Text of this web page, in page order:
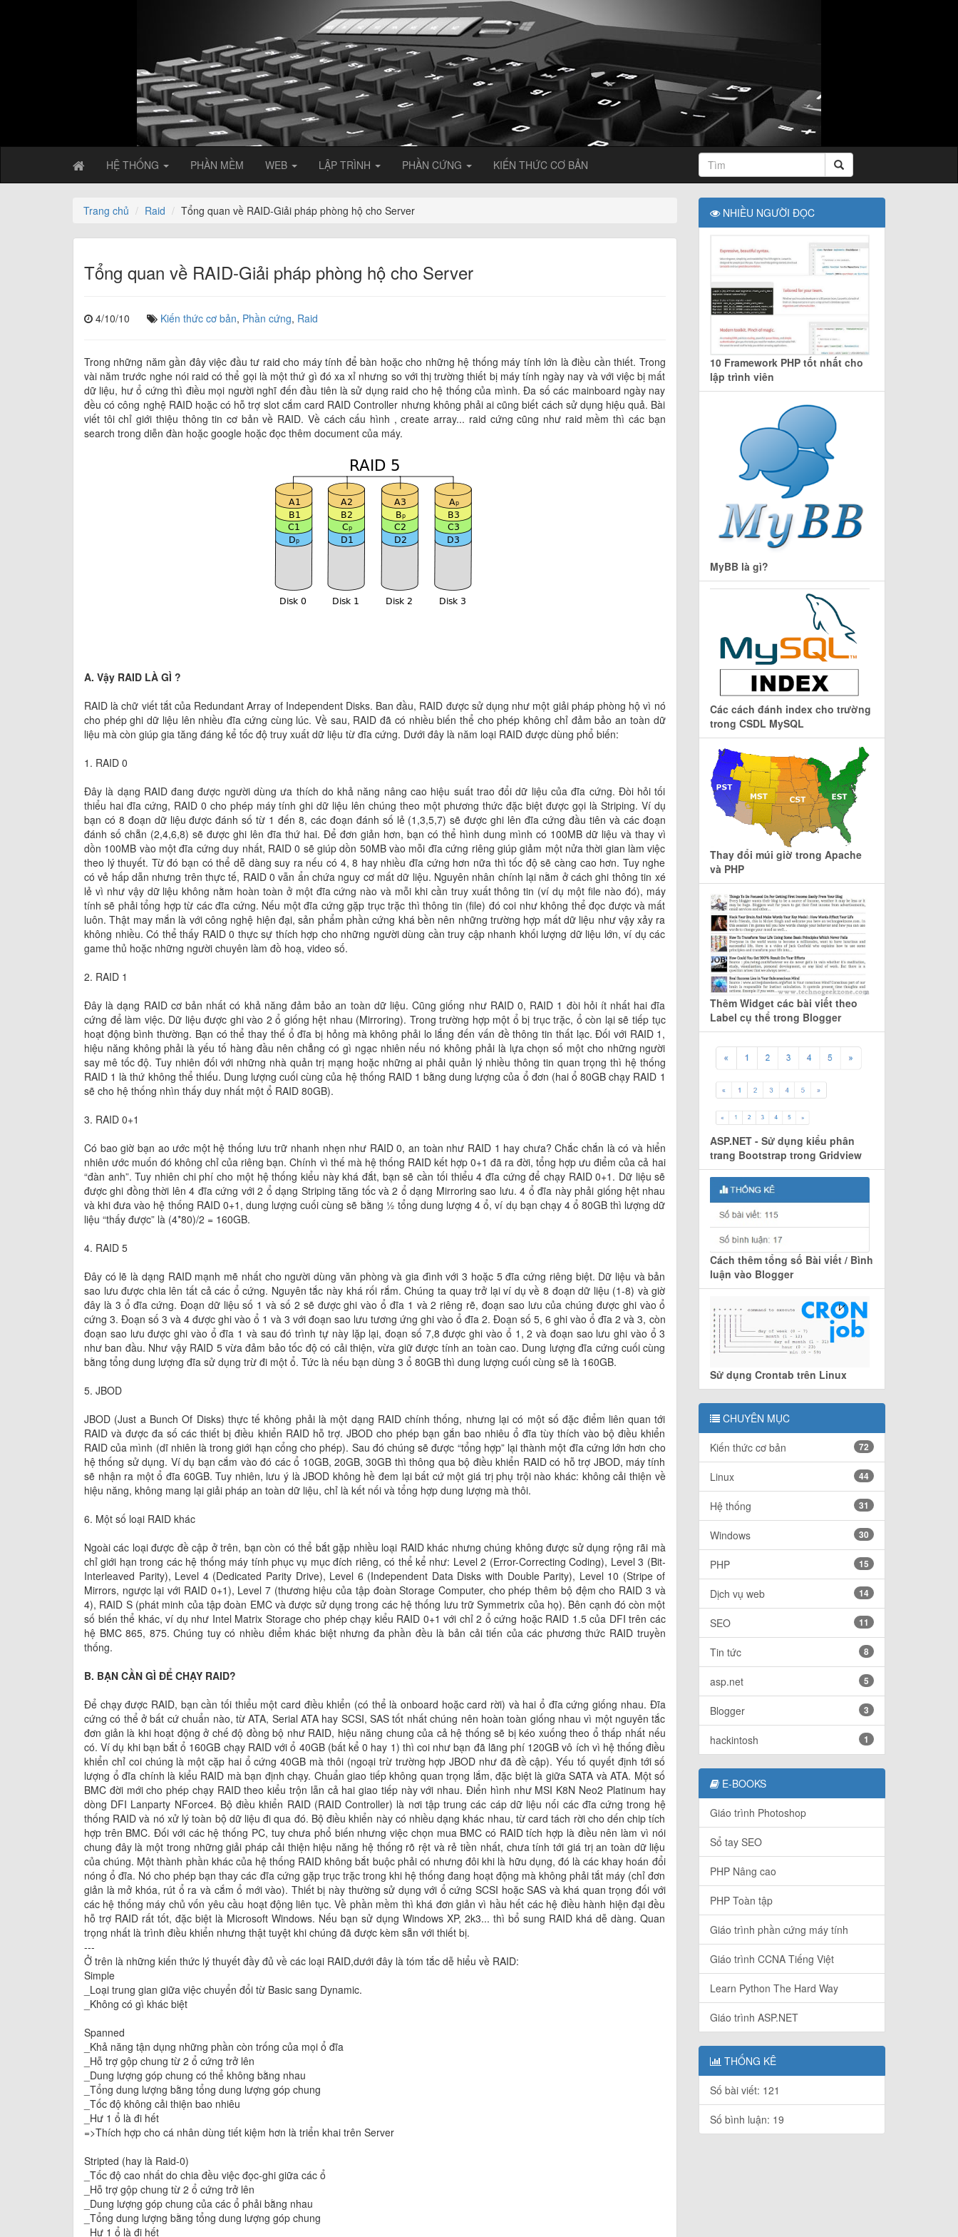
HỆ THỐNG PHẦN MỀM WEB LẬP TRÌNH PHẦN CỨNG KIẾN THỨC CƠ BẢN
Trang chủ Raid Tổng quan về RAID-Giải pháp phòng hộ cho Server
Tổng quan về RAID-Giải pháp phòng hộ cho Server
4/10/10 Kiến thức cơ bản, Phần cứng, Raid
Trong những năm gần đây việc đầu tư raid cho máy tính để bàn hoặc cho những hệ thống máy tính lớn là điều cần thiết. Trong
vài năm trước nghe nói raid có thể gọi là một thứ gì đó xa xỉ nhưng so với thị trường thiết bị máy tính ngày nay và với việc bị mất
dữ liệu, hư ổ cứng thì điều mọi người nghĩ đến đầu tiên là sử dụng raid cho hệ thống của mình. Đa số các mainboard ngày nay
đều có công nghệ RAID hoặc có hỗ trợ slot cắm card RAID Controller nhưng không phải ai cũng biết cách sử dụng hiệu quả. Bài
viết tôi chỉ giới thiệu thông tin cơ bản về RAID. Về cách cấu hình , create array... raid cứng cũng như raid mềm thì các bạn
search trong diễn đàn hoặc google hoặc đọc thêm document của máy.
A. Vậy RAID LÀ GÌ ?
RAID là chữ viết tắt của Redundant Array of Independent Disks. Ban đầu, RAID được sử dụng như một giải pháp phòng hộ vì nó
cho phép ghi dữ liệu lên nhiều đĩa cứng cùng lúc. Về sau, RAID đã có nhiều biến thể cho phép không chỉ đảm bảo an toàn dữ
liệu mà còn giúp gia tăng đáng kể tốc độ truy xuất dữ liệu từ đĩa cứng. Dưới đây là năm loại RAID được dùng phổ biến:
1. RAID 0
Đây là dạng RAID đang được người dùng ưa thích do khả năng nâng cao hiệu suất trao đổi dữ liệu của đĩa cứng. Đòi hỏi tối
thiểu hai đĩa cứng, RAID 0 cho phép máy tính ghi dữ liệu lên chúng theo một phương thức đặc biệt được gọi là Striping. Ví dụ
bạn có 8 đoạn dữ liệu được đánh số từ 1 đến 8, các đoạn đánh số lẻ (1,3,5,7) sẽ được ghi lên đĩa cứng đầu tiên và các đoạn
đánh số chẵn (2,4,6,8) sẽ được ghi lên đĩa thứ hai. Để đơn giản hơn, bạn có thể hình dung mình có 100MB dữ liệu và thay vì
dồn 100MB vào một đĩa cứng duy nhất, RAID 0 sẽ giúp dồn 50MB vào mỗi đĩa cứng riêng giúp giảm một nửa thời gian làm việc
theo lý thuyết. Từ đó bạn có thể dễ dàng suy ra nếu có 4, 8 hay nhiều đĩa cứng hơn nữa thì tốc độ sẽ càng cao hơn. Tuy nghe
có vẻ hấp dẫn nhưng trên thực tế, RAID 0 vẫn ẩn chứa nguy cơ mất dữ liệu. Nguyên nhân chính lại nằm ở cách ghi thông tin xé
lẻ vì như vậy dữ liệu không nằm hoàn toàn ở một đĩa cứng nào và mỗi khi cần truy xuất thông tin (ví dụ một file nào đó), máy
tính sẽ phải tổng hợp từ các đĩa cứng. Nếu một đĩa cứng gặp trục trặc thì thông tin (file) đó coi như không thể đọc được và mất
luôn. Thật may mắn là với công nghệ hiện đại, sản phẩm phần cứng khá bền nên những trường hợp mất dữ liệu như vậy xảy ra
không nhiều. Có thể thấy RAID 0 thực sự thích hợp cho những người dùng cần truy cập nhanh khối lượng dữ liệu lớn, ví dụ các
game thủ hoặc những người chuyên làm đồ hoạ, video số.
2. RAID 1
Đây là dạng RAID cơ bản nhất có khả năng đảm bảo an toàn dữ liệu. Cũng giống như RAID 0, RAID 1 đòi hỏi ít nhất hai đĩa
cứng để làm việc. Dữ liệu được ghi vào 2 ổ giống hệt nhau (Mirroring). Trong trường hợp một ổ bị trục trặc, ổ còn lại sẽ tiếp tục
hoạt động bình thường. Bạn có thể thay thế ổ đĩa bị hỏng mà không phải lo lắng đến vấn đề thông tin thất lạc. Đối với RAID 1,
hiệu năng không phải là yếu tố hàng đầu nên chẳng có gì ngạc nhiên nếu nó không phải là lựa chọn số một cho những người
say mê tốc độ. Tuy nhiên đối với những nhà quản trị mạng hoặc những ai phải quản lý nhiều thông tin quan trọng thì hệ thống
RAID 1 là thứ không thể thiếu. Dung lượng cuối cùng của hệ thống RAID 1 bằng dung lượng của ổ đơn (hai ổ 80GB chạy RAID 1
sẽ cho hệ thống nhìn thấy duy nhất một ổ RAID 80GB).
3. RAID 0+1
Có bao giờ bạn ao ước một hệ thống lưu trữ nhanh nhẹn như RAID 0, an toàn như RAID 1 hay chưa? Chắc chắn là có và hiển
nhiên ước muốn đó không chỉ của riêng bạn. Chính vì thế mà hệ thống RAID kết hợp 0+1 đã ra đời, tổng hợp ưu điểm của cả hai
“đàn anh”. Tuy nhiên chi phí cho một hệ thống kiểu này khá đắt, bạn sẽ cần tối thiểu 4 đĩa cứng để chạy RAID 0+1. Dữ liệu sẽ
được ghi đồng thời lên 4 đĩa cứng với 2 ổ dạng Striping tăng tốc và 2 ổ dạng Mirroring sao lưu. 4 ổ đĩa này phải giống hệt nhau
và khi đưa vào hệ thống RAID 0+1, dung lượng cuối cùng sẽ bằng ½ tổng dung lượng 4 ổ, ví dụ bạn chạy 4 ổ 80GB thì lượng dữ
liệu “thấy được” là (4*80)/2 = 160GB.
4. RAID 5
Đây có lẽ là dạng RAID mạnh mẽ nhất cho người dùng văn phòng và gia đình với 3 hoặc 5 đĩa cứng riêng biệt. Dữ liệu và bản
sao lưu được chia lên tất cả các ổ cứng. Nguyên tắc này khá rối rắm. Chúng ta quay trở lại ví dụ về 8 đoạn dữ liệu (1-8) và giờ
đây là 3 ổ đĩa cứng. Đoạn dữ liệu số 1 và số 2 sẽ được ghi vào ổ đĩa 1 và 2 riêng rẽ, đoạn sao lưu của chúng được ghi vào ổ
cứng 3. Đoạn số 3 và 4 được ghi vào ổ 1 và 3 với đoạn sao lưu tương ứng ghi vào ổ đĩa 2. Đoạn số 5, 6 ghi vào ổ đĩa 2 và 3, còn
đoạn sao lưu được ghi vào ổ đĩa 1 và sau đó trình tự này lặp lại, đoạn số 7,8 được ghi vào ổ 1, 2 và đoạn sao lưu ghi vào ổ 3
như ban đầu. Như vậy RAID 5 vừa đảm bảo tốc độ có cải thiện, vừa giữ được tính an toàn cao. Dung lượng đĩa cứng cuối cùng
bằng tổng dung lượng đĩa sử dụng trừ đi một ổ. Tức là nếu bạn dùng 3 ổ 80GB thì dung lượng cuối cùng sẽ là 160GB.
5. JBOD
JBOD (Just a Bunch Of Disks) thực tế không phải là một dạng RAID chính thống, nhưng lại có một số đặc điểm liên quan tới
RAID và được đa số các thiết bị điều khiển RAID hỗ trợ. JBOD cho phép bạn gắn bao nhiêu ổ đĩa tùy thích vào bộ điều khiển
RAID của mình (dĩ nhiên là trong giới hạn cổng cho phép). Sau đó chúng sẽ được “tổng hợp” lại thành một đĩa cứng lớn hơn cho
hệ thống sử dụng. Ví dụ bạn cắm vào đó các ổ 10GB, 20GB, 30GB thì thông qua bộ điều khiển RAID có hỗ trợ JBOD, máy tính
sẽ nhận ra một ổ đĩa 60GB. Tuy nhiên, lưu ý là JBOD không hề đem lại bất cứ một giá trị phụ trội nào khác: không cải thiện về
hiệu năng, không mang lại giải pháp an toàn dữ liệu, chỉ là kết nối và tổng hợp dung lượng mà thôi.
6. Một số loại RAID khác
Ngoài các loại được đề cập ở trên, bạn còn có thể bắt gặp nhiều loại RAID khác nhưng chúng không được sử dụng rộng rãi mà
chỉ giới hạn trong các hệ thống máy tính phục vụ mục đích riêng, có thể kể như: Level 2 (Error-Correcting Coding), Level 3 (Bit-
Interleaved Parity), Level 4 (Dedicated Parity Drive), Level 6 (Independent Data Disks with Double Parity), Level 10 (Stripe of
Mirrors, ngược lại với RAID 0+1), Level 7 (thương hiệu của tập đoàn Storage Computer, cho phép thêm bộ đệm cho RAID 3 và
4), RAID S (phát minh của tập đoàn EMC và được sử dụng trong các hệ thống lưu trữ Symmetrix của họ). Bên cạnh đó còn một
số biến thể khác, ví dụ như Intel Matrix Storage cho phép chạy kiểu RAID 0+1 với chỉ 2 ổ cứng hoặc RAID 1.5 của DFI trên các
hệ BMC 865, 875. Chúng tuy có nhiều điểm khác biệt nhưng đa phần đều là bản cải tiến của các phương thức RAID truyền
thống.
B. BẠN CẦN GÌ ĐỂ CHẠY RAID?
Để chạy được RAID, bạn cần tối thiểu một card điều khiển (có thể là onboard hoặc card rời) và hai ổ đĩa cứng giống nhau. Đĩa
cứng có thể ở bất cứ chuẩn nào, từ ATA, Serial ATA hay SCSI, SAS tốt nhất chúng nên hoàn toàn giống nhau vì một nguyên tắc
đơn giản là khi hoạt động ở chế độ đồng bộ như RAID, hiệu năng chung của cả hệ thống sẽ bị kéo xuống theo ổ thấp nhất nếu
có. Ví dụ khi bạn bắt ổ 160GB chạy RAID với ổ 40GB (bất kể 0 hay 1) thì coi như bạn đã lãng phí 120GB vô ích vì hệ thống điều
khiển chỉ coi chúng là một cặp hai ổ cứng 40GB mà thôi (ngoại trừ trường hợp JBOD như đã đề cập). Yếu tố quyết định tới số
lượng ổ đĩa chính là kiểu RAID mà bạn định chạy. Chuẩn giao tiếp không quan trọng lắm, đặc biệt là giữa SATA và ATA. Một số
BMC đời mới cho phép chạy RAID theo kiểu trộn lẫn cả hai giao tiếp này với nhau. Điển hình như MSI K8N Neo2 Platinum hay
dòng DFI Lanparty NForce4. Bộ điều khiển RAID (RAID Controller) là nơi tập trung các cáp dữ liệu nối các đĩa cứng trong hệ
thống RAID và nó xử lý toàn bộ dữ liệu đi qua đó. Bộ điều khiển này có nhiều dạng khác nhau, từ card tách rời cho dến chip tích
hợp trên BMC. Đối với các hệ thống PC, tuy chưa phổ biến nhưng việc chọn mua BMC có RAID tích hợp là điều nên làm vì nói
chung đây là một trong những giải pháp cải thiện hiệu năng hệ thống rõ rệt và rẻ tiền nhất, chưa tính tới giá trị an toàn dữ liệu
của chúng. Một thành phần khác của hệ thống RAID không bắt buộc phải có nhưng đôi khi là hữu dụng, đó là các khay hoán đổi
nóng ổ đĩa. Nó cho phép bạn thay các đĩa cứng gặp trục trặc trong khi hệ thống đang hoạt động mà không phải tắt máy (chỉ đơn
giản là mở khóa, rút ổ ra và cắm ổ mới vào). Thiết bị này thường sử dụng với ổ cứng SCSI hoặc SAS và khá quan trọng đối với
các hệ thống máy chủ vốn yêu cầu hoạt động liên tục. Về phần mềm thì khá đơn giản vì hầu hết các hệ điều hành hiện đại đều
hỗ trợ RAID rất tốt, đặc biệt là Microsoft Windows. Nếu bạn sử dụng Windows XP, 2k3... thì bổ sung RAID khá dễ dàng. Quan
trọng nhất là trình điều khiển nhưng thật tuyệt khi chúng đã được kèm sẵn với thiết bị.
---
Ở trên là những kiến thức lý thuyết đầy đủ về các loại RAID,dưới đây là tóm tắc dễ hiểu về RAID:
Simple
_Loại trung gian giữa việc chuyển đổi từ Basic sang Dynamic.
_Không có gì khác biệt
Spanned
_Khả năng tận dụng những phần còn trống của mọi ổ đĩa
_Hỗ trợ gộp chung từ 2 ổ cứng trở lên
_Dung lượng góp chung có thể không bằng nhau
_Tổng dung lượng bằng tổng dung lượng góp chung
_Tốc độ không cải thiện bao nhiêu
_Hư 1 ổ là đi hết
=>Thích hợp cho cá nhân dùng tiết kiệm hơn là triển khai trên Server
Stripted (hay là Raid-0)
_Tốc độ cao nhất do chia đều việc đọc-ghi giữa các ổ
_Hỗ trợ gộp chung từ 2 ổ cứng trở lên
_Dung lượng góp chung của các ổ phải bằng nhau
_Tổng dung lượng bằng tổng dung lượng góp chung
_Hư 1 ổ là đi hết
NHIỀU NGƯỜI ĐỌC
10 Framework PHP tốt nhất cho
lập trình viên
MyBB là gì?
Các cách đánh index cho trường
trong CSDL MySQL
Thay đổi múi giờ trong Apache
và PHP
Thêm Widget các bài viết theo
Label cụ thể trong Blogger
ASP.NET - Sử dụng kiểu phân
trang Bootstrap trong Gridview
Cách thêm tổng số Bài viết / Bình
luận vào Blogger
Sử dụng Crontab trên Linux
CHUYÊN MỤC
Kiến thức cơ bản 72
Linux 44
Hệ thống 31
Windows 30
PHP 15
Dịch vụ web 14
SEO 11
Tin tức 8
asp.net 5
Blogger 3
hackintosh 1
E-BOOKS
Giáo trình Photoshop
Sổ tay SEO
PHP Nâng cao
PHP Toàn tập
Giáo trình phần cứng máy tính
Giáo trình CCNA Tiếng Việt
Learn Python The Hard Way
Giáo trình ASP.NET
THỐNG KÊ
Số bài viết: 121
Số bình luận: 19